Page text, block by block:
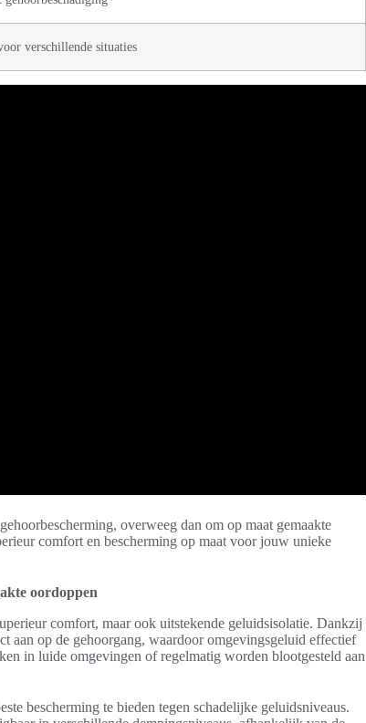
verschillende situaties
overweeg dan om op maat gemaakte
comfort en bescherming op maat voor jouw unieke
oordoppen
comfort, maar ook uitstekende geluidsisolatie. Dankzij
aan op de gehoorgang, waardoor omgevingsgeluid effectief
in luide omgevingen of regelmatig worden blootgesteld aan
bescherming te bieden tegen schadelijke geluidsniveaus.